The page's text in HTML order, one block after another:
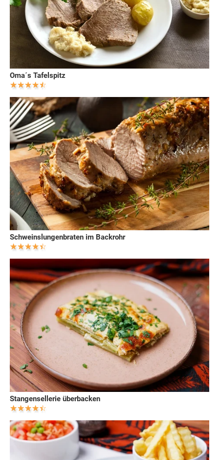
Oma´s Tafelspitz
Schweinslungenbraten im Backrohr
Stangensellerie überbacken